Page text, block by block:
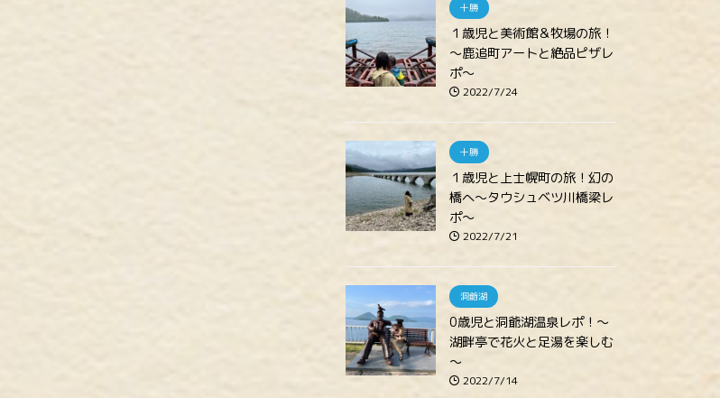
十勝
１歳児と美術館＆牧場の旅！
～鹿追町アートと絶品ピザレ
ポ～
2022/7/24
十勝
１歳児と上士幌町の旅！幻の
橋へ～タウシュベツ川橋梁レ
ポ～
2022/7/21
洞爺湖
0歳児と洞爺湖温泉レポ！～
湖畔亭で花火と足湯を楽しむ
～
2022/7/14